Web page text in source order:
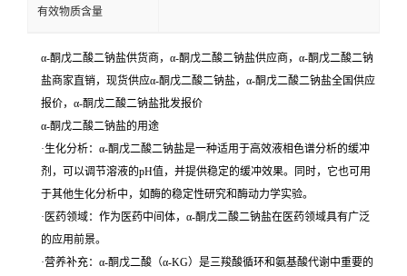
有效物质含量
α-酮戊二酸二钠盐供货商，α-酮戊二酸二钠盐供应商，α-酮戊二酸二钠
盐商家直销，现货供应α-酮戊二酸二钠盐，α-酮戊二酸二钠盐全国供应
报价，α-酮戊二酸二钠盐批发报价
α-酮戊二酸二钠盐的用途
·生化分析：α-酮戊二酸二钠盐是一种适用于高效液相色谱分析的缓冲
剂，可以调节溶液的pH值，并提供稳定的缓冲效果。同时，它也可用
于其他生化分析中，如酶的稳定性研究和酶动力学实验。
·医药领域：作为医药中间体，α-酮戊二酸二钠盐在医药领域具有广泛
的应用前景。
·营养补充：α-酮戊二酸（α-KG）是三羧酸循环和氨基酸代谢中重要的